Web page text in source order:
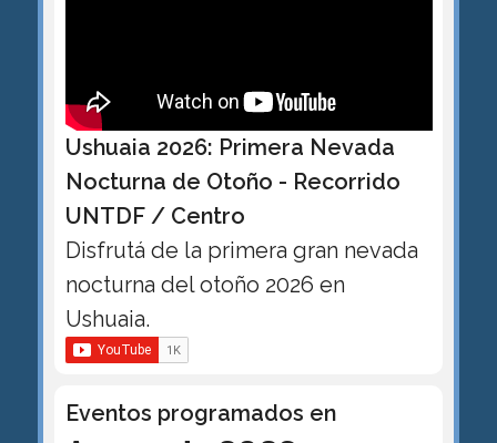
Ushuaia 2026: Primera Nevada
Nocturna de Otoño - Recorrido
UNTDF / Centro
Disfrutá de la primera gran nevada
nocturna del otoño 2026 en
Ushuaia.
Eventos programados en